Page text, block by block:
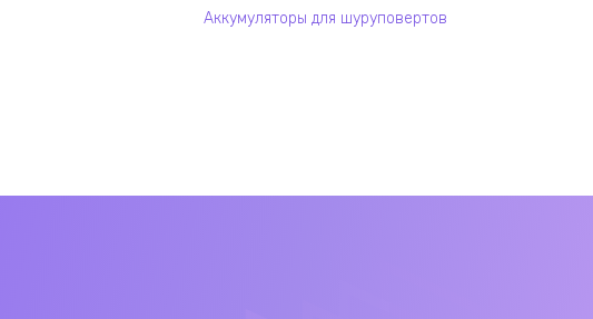
Аккумуляторы для шуруповертов